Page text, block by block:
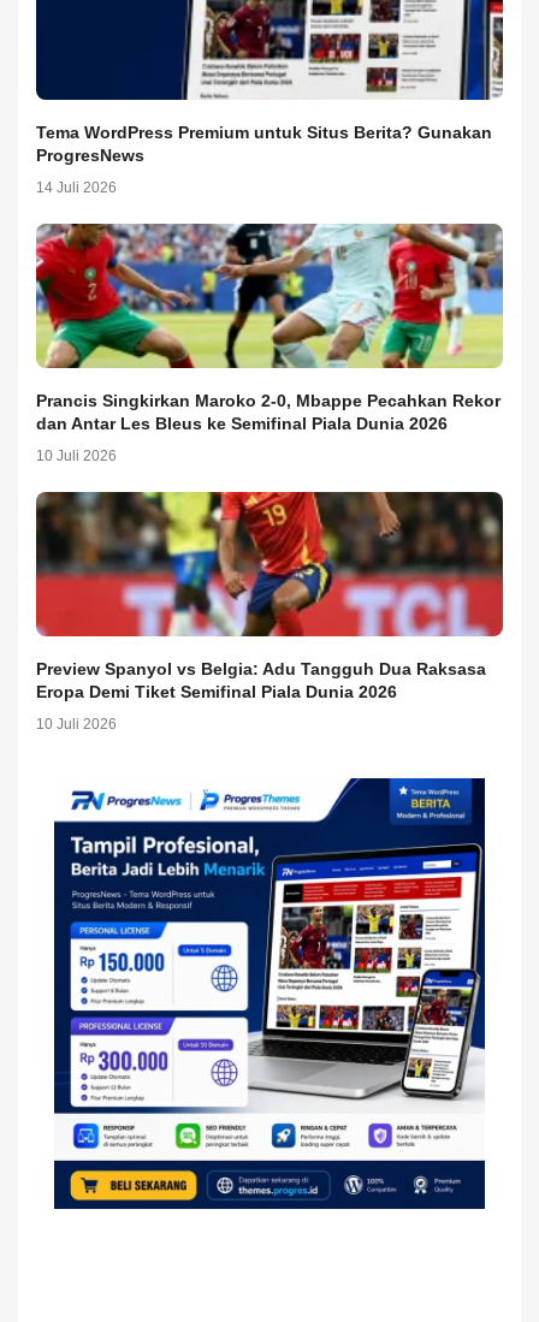
Tema WordPress Premium untuk Situs Berita? Gunakan
ProgresNews
14 Juli 2026
Prancis Singkirkan Maroko 2-0, Mbappe Pecahkan Rekor
dan Antar Les Bleus ke Semifinal Piala Dunia 2026
10 Juli 2026
Preview Spanyol vs Belgia: Adu Tangguh Dua Raksasa
Eropa Demi Tiket Semifinal Piala Dunia 2026
10 Juli 2026